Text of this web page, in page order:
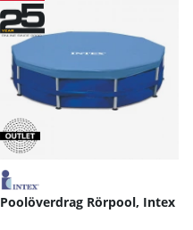
Poolöverdrag Rörpool, Intex